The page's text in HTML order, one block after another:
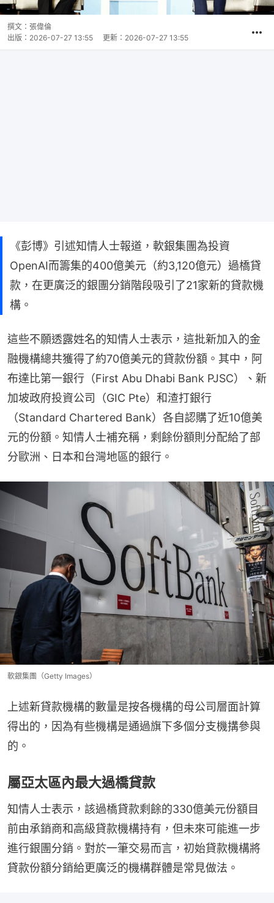
撰文： 張偉倫
出版： 2026-07-27 13:55 更新： 2026-07-27 13:55
《彭博》引述知情人士報道，軟銀集團為投資
OpenAI而籌集的400億美元（約3,120億元）過橋貸
款，在更廣泛的銀團分銷階段吸引了21家新的貸款機
構。
這些不願透露姓名的知情人士表示，這批新加入的金
融機構總共獲得了約70億美元的貸款份額。其中，阿
布達比第一銀行（First Abu Dhabi Bank PJSC）、新
加坡政府投資公司（GIC Pte）和渣打銀行
（Standard Chartered Bank）各自認購了近10億美
元的份額。知情人士補充稱，剩餘份額則分配給了部
分歐洲、日本和台灣地區的銀行。
軟銀集團（Getty Images）
上述新貸款機構的數量是按各機構的母公司層面計算
得出的，因為有些機構是通過旗下多個分支機搆參與
的。
屬亞太區內最大過橋貸款
知情人士表示，該過橋貸款剩餘的330億美元份額目
前由承銷商和高級貸款機構持有，但未來可能進一步
進行銀團分銷。對於一筆交易而言，初始貸款機構將
貸款份額分銷給更廣泛的機構群體是常見做法。